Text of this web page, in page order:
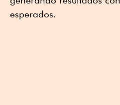
esperados.